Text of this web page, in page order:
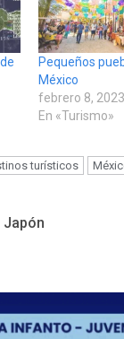
Pequeños
México
febrero 8, 2023
En «Turismo»
turísticos
Japón